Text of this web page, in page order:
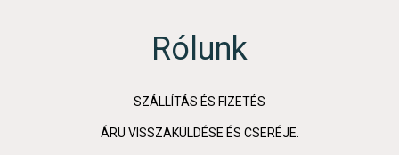
Rólunk
SZÁLLÍTÁS ÉS FIZETÉS
ÁRU VISSZAKÜLDÉSE ÉS CSERÉJE.